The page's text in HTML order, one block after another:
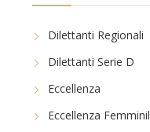
Dilettanti Regionali
Dilettanti Serie D
Eccellenza
Eccellenza